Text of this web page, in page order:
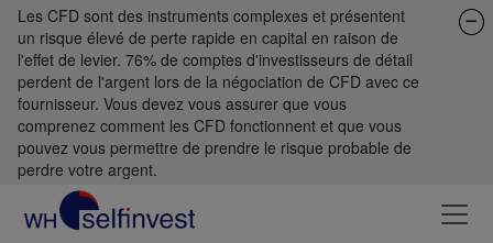
Les CFD sont des instruments complexes et présentent
un risque élevé de perte rapide en capital en raison de
l'effet de levier. 76% de comptes d'investisseurs de détail
perdent de l'argent lors de la négociation de CFD avec ce
fournisseur. Vous devez vous assurer que vous
comprenez comment les CFD fonctionnent et que vous
pouvez vous permettre de prendre le risque probable de
perdre votre argent.